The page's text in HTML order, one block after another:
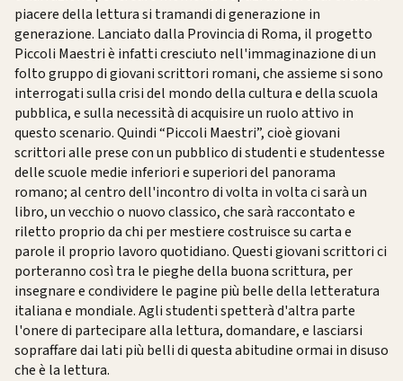
piacere della lettura si tramandi di generazione in
generazione. Lanciato dalla Provincia di Roma, il progetto
Piccoli Maestri è infatti cresciuto nell'immaginazione di un
folto gruppo di giovani scrittori romani, che assieme si sono
interrogati sulla crisi del mondo della cultura e della scuola
pubblica, e sulla necessità di acquisire un ruolo attivo in
questo scenario. Quindi “Piccoli Maestri”, cioè giovani
scrittori alle prese con un pubblico di studenti e studentesse
delle scuole medie inferiori e superiori del panorama
romano; al centro dell'incontro di volta in volta ci sarà un
libro, un vecchio o nuovo classico, che sarà raccontato e
riletto proprio da chi per mestiere costruisce su carta e
parole il proprio lavoro quotidiano. Questi giovani scrittori ci
porteranno così tra le pieghe della buona scrittura, per
insegnare e condividere le pagine più belle della letteratura
italiana e mondiale. Agli studenti spetterà d'altra parte
l'onere di partecipare alla lettura, domandare, e lasciarsi
sopraffare dai lati più belli di questa abitudine ormai in disuso
che è la lettura.